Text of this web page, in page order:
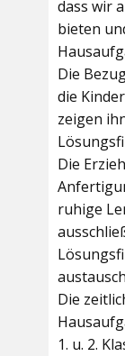
dass wir
bieten
Die
die
zeigen
Die
ruhige
Die
1. u. 2.